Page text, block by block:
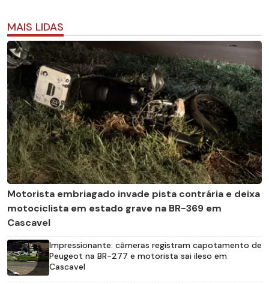
MAIS LIDAS
Motorista embriagado invade pista contrária e deixa
motociclista em estado grave na BR-369 em
Cascavel
Impressionante: câmeras registram capotamento de
Peugeot na BR-277 e motorista sai ileso em
Cascavel